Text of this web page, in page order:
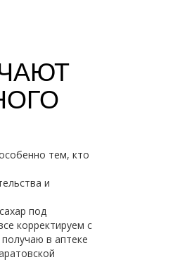
Подробнеетем, кто
и
под
корректируем с
в аптеке